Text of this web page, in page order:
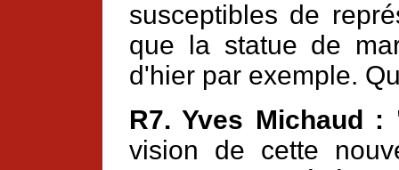
susceptibles de
que la statue de
d'hier par exemple.
R7. Yves Michaud
vision de cette